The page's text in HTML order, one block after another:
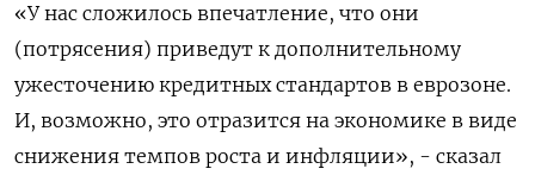
«У нас сложилось впечатление, что они
(потрясения) приведут к дополнительному
ужесточению кредитных стандартов в еврозоне.
И, возможно, это отразится на экономике в виде
снижения темпов роста и инфляции», - сказал